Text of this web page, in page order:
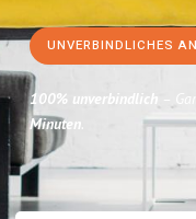
UNVERBINDLICHES
100% unverbindlich –
Minuten.